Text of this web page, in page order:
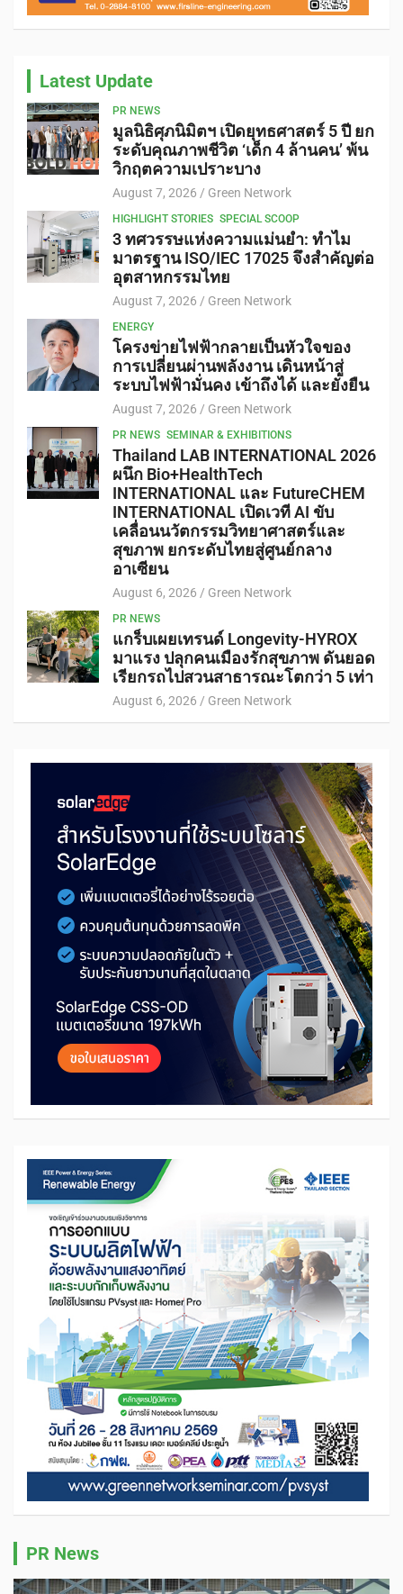
Latest Update
PR NEWS
มูลนิธิศุภนิมิตฯ เปิดยุทธศาสตร์ 5 ปี ยก
ระดับคุณภาพชีวิต ‘เด็ก 4 ล้านคน’ พ้น
วิกฤตความเปราะบาง
August 7, 2026 Green Network
HIGHLIGHT STORIES SPECIAL SCOOP
3 ทศวรรษแห่งความแม่นยำ: ทำไม
มาตรฐาน ISO/IEC 17025 จึงสำคัญต่อ
อุตสาหกรรมไทย
August 7, 2026 Green Network
ENERGY
โครงข่ายไฟฟ้ากลายเป็นหัวใจของ
การเปลี่ยนผ่านพลังงาน เดินหน้าสู่
ระบบไฟฟ้ามั่นคง เข้าถึงได้ และยั่งยืน
August 7, 2026 Green Network
PR NEWS SEMINAR & EXHIBITIONS
Thailand LAB INTERNATIONAL 2026
ผนึก Bio+HealthTech
INTERNATIONAL และ FutureCHEM
INTERNATIONAL เปิดเวที AI ขับ
เคลื่อนนวัตกรรมวิทยาศาสตร์และ
สุขภาพ ยกระดับไทยสู่ศูนย์กลาง
อาเซียน
August 6, 2026 Green Network
PR NEWS
แกร็บเผยเทรนด์ Longevity-HYROX
มาแรง ปลุกคนเมืองรักสุขภาพ ดันยอด
เรียกรถไปสวนสาธารณะโตกว่า 5 เท่า
August 6, 2026 Green Network
PR News